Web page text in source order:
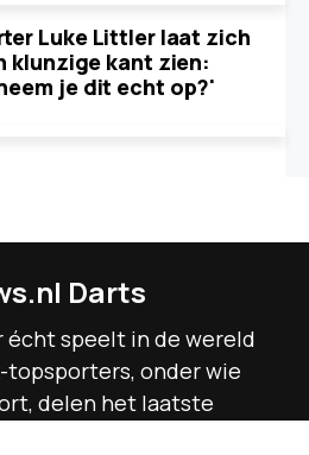
Luke Littler laat zich
klunzige kant zien:
je dit echt op?'